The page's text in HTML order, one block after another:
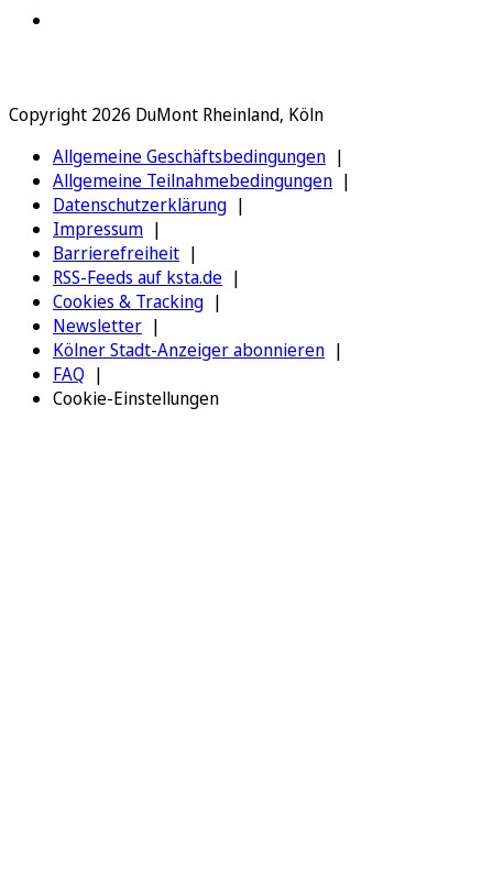
Copyright 2026 DuMont Rheinland, Köln
Allgemeine Geschäftsbedingungen
Allgemeine Teilnahmebedingungen
Datenschutzerklärung
Impressum
Barrierefreiheit
RSS-Feeds auf ksta.de
Cookies & Tracking
Newsletter
Kölner Stadt-Anzeiger abonnieren
FAQ
Cookie-Einstellungen